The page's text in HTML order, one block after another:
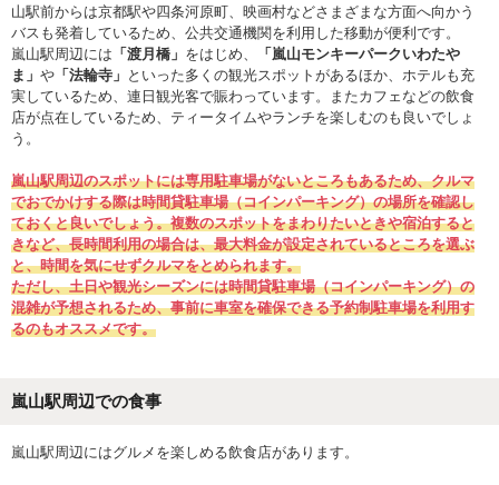
山駅前からは京都駅や四条河原町、映画村などさまざまな方面へ向かう
バスも発着しているため、公共交通機関を利用した移動が便利です。
嵐山駅周辺には 「渡月橋」 をはじめ、
「嵐山モンキーパークいわたや
ま」 や 「法輪寺」 といった多くの観光スポットがあるほか、ホテルも充
実しているため、連日観光客で賑わっています。またカフェなどの飲食
店が点在しているため、ティータイムやランチを楽しむのも良いでしょ
う。
嵐山駅周辺のスポットには専用駐車場がないところもあるため、クルマ
でおでかけする際は時間貸駐車場（コインパーキング）の場所を確認し
ておくと良いでしょう。複数のスポットをまわりたいときや宿泊すると
きなど、長時間利用の場合は、最大料金が設定されているところを選ぶ
と、時間を気にせずクルマをとめられます。
ただし、土日や観光シーズンには時間貸駐車場（コインパーキング）の
混雑が予想されるため、事前に車室を確保できる予約制駐車場を利用す
るのもオススメです。
嵐山駅周辺での食事
嵐山駅周辺にはグルメを楽しめる飲食店があります。